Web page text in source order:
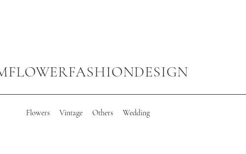
Flowers Vintage Others Wedding